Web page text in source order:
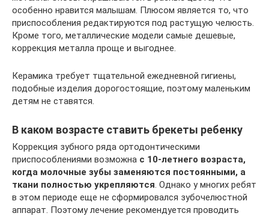
особенно нравится малышам. Плюсом является то, что
приспособления редактируются под растущую челюсть.
Кроме того, металлические модели самые дешевые,
коррекция металла проще и выгоднее.
Керамика требует тщательной ежедневной гигиены,
подобные изделия дорогостоящие, поэтому маленьким
детям не ставятся.
В каком возрасте ставить брекеты ребенку
Коррекция зубного ряда ортодонтическими
приспособлениями возможна с 10-летнего возраста,
когда молочные зубы заменяются постоянными, а
ткани полностью укрепляются. Однако у многих ребят
в этом периоде еще не сформировался зубочелюстной
аппарат. Поэтому лечение рекомендуется проводить